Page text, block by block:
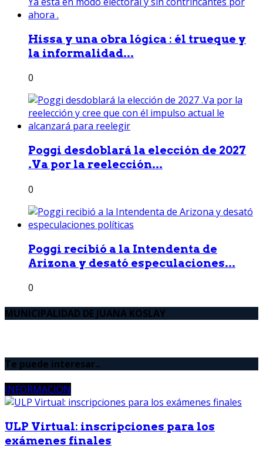
Hissa y una obra lógica : él trueque y
la informalidad...
0
Poggi desdoblará la elección de 2027
.Va por la reelección...
0
Poggi recibió a la Intendenta de
Arizona y desató especulaciones...
0
MUNICIPALIDAD DE JUANA KOSLAY
Te puede interesar..
INFORMACION
ULP Virtual: inscripciones para los
exámenes finales